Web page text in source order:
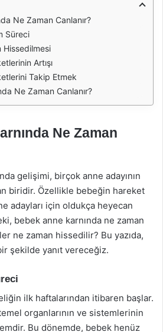
Ne Zaman Canlanır?
Süreci
Hissedilmesi
Artışı
Takip Etmek
Ne Zaman Canlanır?
Ne Zaman
gelişimi, birçok anne adayının
biridir. Özellikle bebeğin hareket
adayları için oldukça heyecan
bebek anne karnında ne zaman
ne zaman hissedilir? Bu yazıda,
şekilde yanıt vereceğiz.
ilk haftalarından itibaren başlar.
organlarının ve sistemlerinin
Bu dönemde, bebek henüz